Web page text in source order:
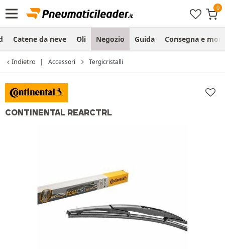
Catene da neve Oli Negozio Guida Consegna e
Indietro Accessori Tergicristalli
CONTINENTAL REARCTRL